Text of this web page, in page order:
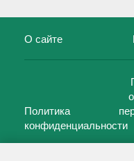
О сайте
Политика
конфиденциальности